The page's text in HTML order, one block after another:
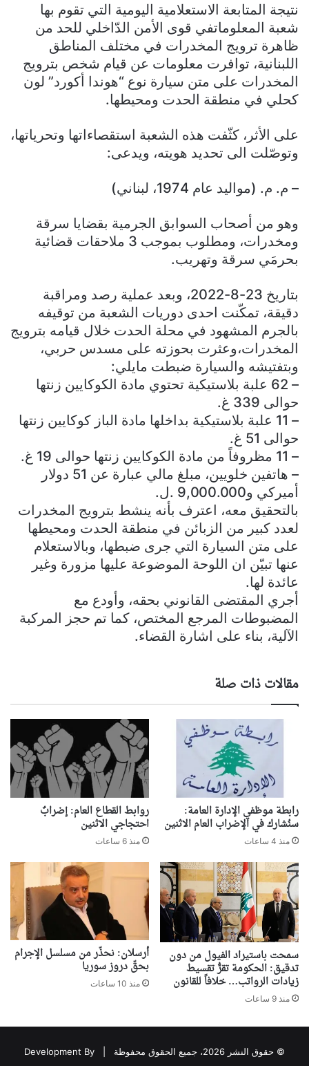
نتيجة المتابعة الاستعلامية اليومية التي تقوم بها
شعبة المعلوماتفي قوى الأمن الدّاخلي للحد من
ظاهرة ترويج المخدرات في مختلف المناطق
اللبنانية، توافرت معلومات عن قيام شخص بترويج
المخدرات على متن سيارة نوع “هوندا أكورد” لون
كحلي في منطقة الحدت ومحيطها.
على الأثر، كثّفت هذه الشعبة استقصاءاتها وتحرياتها،
وتوصّلت الى تحديد هويته، ويدعى:
– م. م. (مواليد عام 1974، لبناني)
وهو من أصحاب السوابق الجرمية بقضايا سرقة
ومخدرات، ومطلوب بموجب 3 ملاحقات قضائية
بحرمَي سرقة وتهريب.
بتاريخ 23-8-2022، وبعد عملية رصد ومراقبة
دقيقة، تمكّنت احدى دوريات الشعبة من توقيفه
بالجرم المشهود في محلة الحدت خلال قيامه بترويج
المخدرات،وعثرت بحوزته على مسدس حربي،
وبتفتيشه والسيارة ضبطت مايلي:
– 62 علبة بلاستيكية تحتوي مادة الكوكايين زنتها
حوالى 339 غ.
– 11 علبة بلاستيكية بداخلها مادة الباز كوكايين زنتها
حوالى 51 غ.
– 11 مظروفاً من مادة الكوكايين زنتها حوالى 19 غ.
– هاتفين خلويين، مبلغ مالي عبارة عن 51 دولار
أميركي و9,000.000 .ل.
بالتحقيق معه، اعترف بأنه ينشط بترويج المخدرات
لعدد كبير من الزبائن في منطقة الحدت ومحيطها
على متن السيارة التي جرى ضبطها، وبالاستعلام
عنها تبيّن ان اللوحة الموضوعة عليها مزورة وغير
عائدة لها.
أجري المقتضى القانوني بحقه، وأودع مع
المضبوطات المرجع المختص، كما تم حجز المركبة
الآلية، بناء على اشارة القضاء.
مقالات ذات صلة
رابطة موظفي الإدارة العامة:
سنُشارك في الإضراب العام الاثنين
منذ 4 ساعات
روابط القطاع العام: إضرابٌ
احتجاجي الاثنين
منذ 6 ساعات
سمحت باستيراد الفيول من دون
تدقيق: الحكومة تقرُّ تقسيط
زيادات الرواتب… خلافاً للقانون
منذ 9 ساعات
أرسلان: نحذّر من مسلسل الإجرام
بحقّ دروز سوريا
منذ 10 ساعات
© حقوق النشر 2026، جميع الحقوق محفوظة | Development By